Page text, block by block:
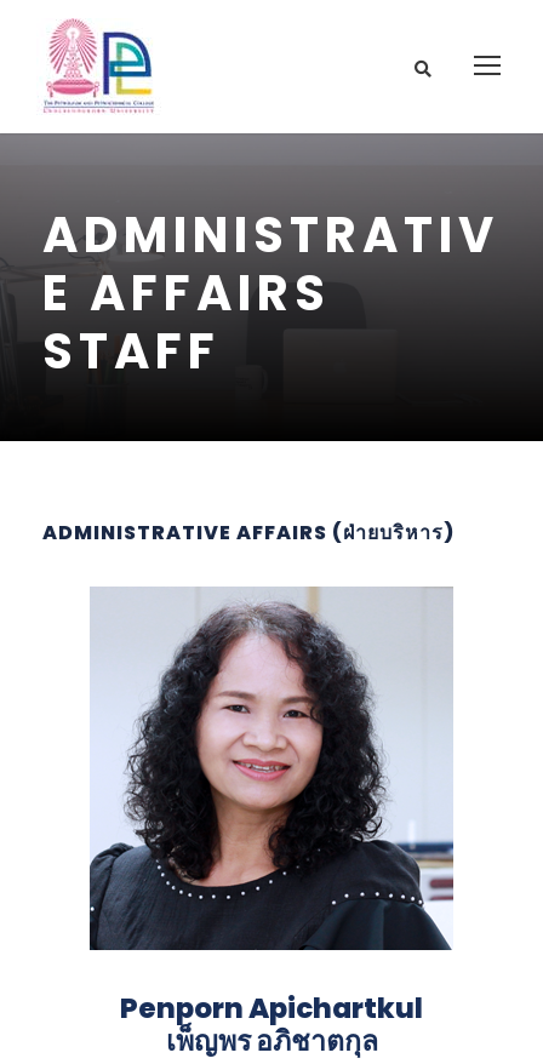
ADMINISTRATIV
E AFFAIRS
STAFF
ADMINISTRATIVE AFFAIRS (ฝ่ายบริหาร)
Penporn Apichartkul
เพ็ญพร อภิชาตกุล